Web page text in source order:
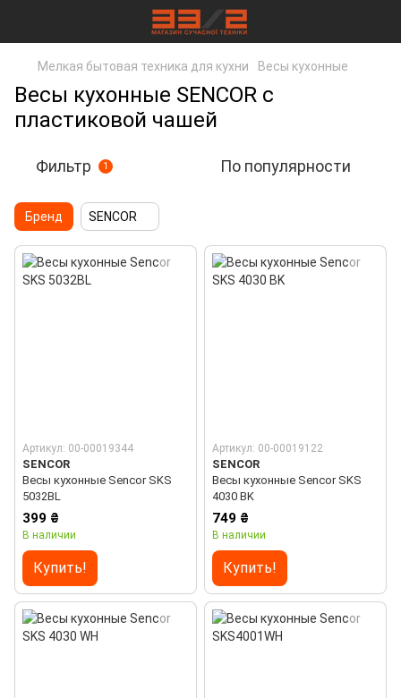
Мелкая бытовая техника для кухни Весы кухонные
Весы кухонные SENCOR с
пластиковой чашей
Фильтр 1 По популярности
Бренд SENCOR
Артикул: 00-00019344
SENCOR
Весы кухонные Sencor SKS
5032BL
399 ₴
В наличии
Купить!
Артикул: 00-00019122
SENCOR
Весы кухонные Sencor SKS
4030 BK
749 ₴
В наличии
Купить!